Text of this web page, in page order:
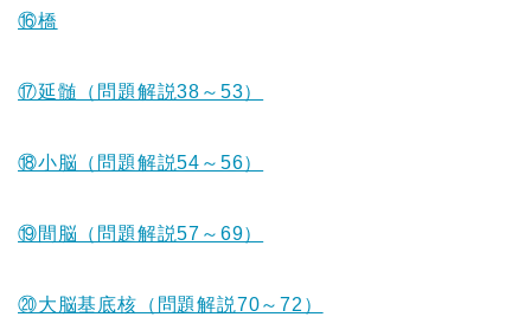
⑯橋
⑰延髄（問題解説38～53）
⑱小脳（問題解説54～56）
⑲間脳（問題解説57～69）
⑳大脳基底核（問題解説70～72）